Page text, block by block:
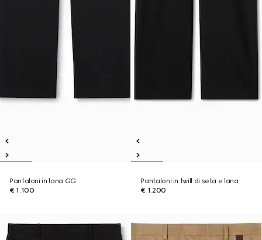
Pantaloni in lana GG
€ 1.100
Pantaloni in twill di seta e lana
€ 1.200